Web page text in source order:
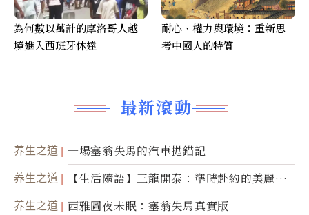
最新滾動
养生之道 一場塞翁失馬的汽車拋錨記
养生之道
【生活隨語】三龍開泰：準時赴約的美麗震
撼
养生之道 西雅圖夜未眠：塞翁失馬真實版
為何數以萬計的摩洛哥人越
境進入西班牙休達
耐心、權力與環境：重新思
考中國人的特質